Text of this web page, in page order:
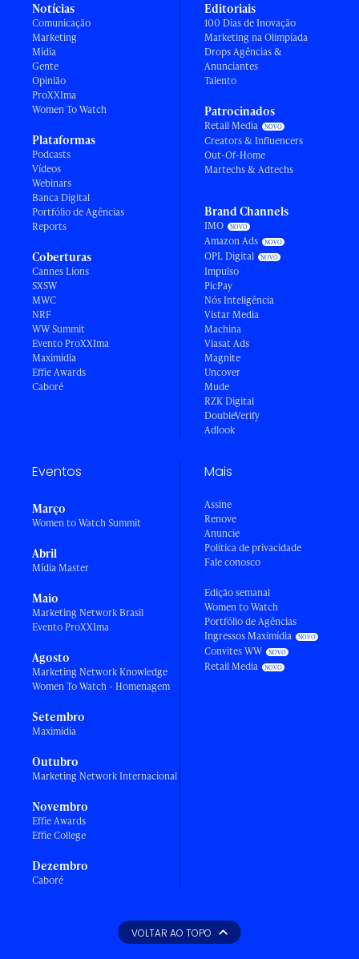
Notícias
Comunicação
Marketing
Mídia
Gente
Opinião
ProXXIma
Women To Watch
Plataformas
Podcasts
Vídeos
Webinars
Banca Digital
Portfólio de Agências
Reports
Coberturas
Cannes Lions
SXSW
MWC
NRF
WW Summit
Evento ProXXIma
Maximídia
Effie Awards
Caboré
Editoriais
100 Dias de Inovação
Marketing na Olimpíada
Drops Agências &
Anunciantes
Talento
Patrocinados
Retail Media
Creators & Influencers
Out-Of-Home
Martechs & Adtechs
Brand Channels
IMO
Amazon Ads
OPL Digital
Impulso
PicPay
Nós Inteligência
Vistar Media
Machina
Viasat Ads
Magnite
Uncover
Mude
RZK Digital
DoubleVerify
Adlook
Eventos
Março
Women to Watch Summit
Abril
Mídia Master
Maio
Marketing Network Brasil
Evento ProXXIma
Agosto
Marketing Network Knowledge
Women To Watch - Homenagem
Setembro
Maximídia
Outubro
Marketing Network Internacional
Novembro
Effie Awards
Effie College
Dezembro
Caboré
Mais
Assine
Renove
Anuncie
Política de privacidade
Fale conosco
Edição semanal
Women to Watch
Portfólio de Agências
Ingressos Maximídia
Convites WW
Retail Media
VOLTAR AO TOPO